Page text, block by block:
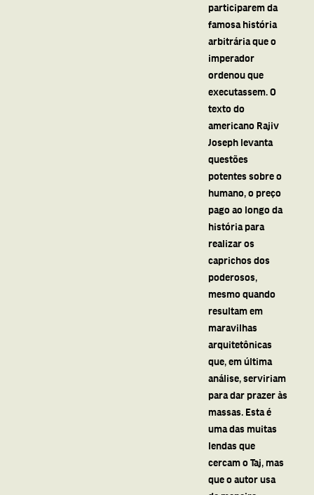
participarem da
famosa história
arbitrária que o
imperador
ordenou que
executassem. O
texto do
americano Rajiv
Joseph levanta
questões
potentes sobre o
humano, o preço
pago ao longo da
história para
realizar os
caprichos dos
poderosos,
mesmo quando
resultam em
maravilhas
arquitetônicas
que, em última
análise, serviriam
para dar prazer às
massas. Esta é
uma das muitas
lendas que
cercam o Taj, mas
que o autor usa